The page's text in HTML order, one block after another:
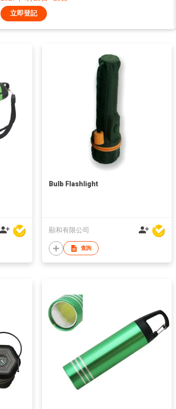
立即登記
Bulb Flashlight
顯和有限公司
查詢